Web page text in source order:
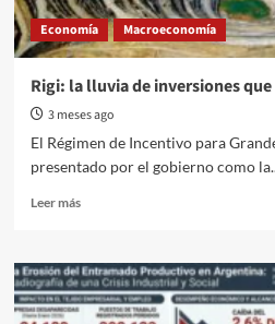
Economía Macroeconomía
Rigi: la lluvia de inversiones
3 meses ago
El Régimen de Incentivo para
presentado por el gobierno como
Leer másRead
Rigi:
la
lluvia